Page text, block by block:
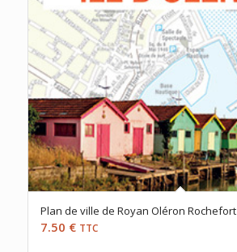
Plan de ville de Royan Oléron Rochefort
7.50 € TTC